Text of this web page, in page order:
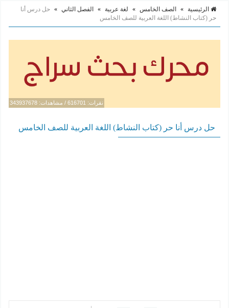
الرئيسية » الصف الخامس » لغة عربية » الفصل الثاني » حل درس أنا
حر (كتاب النشاط) اللغة العربية للصف الخامس
نقرات: 616701 / مشاهدات: 343937678
حل درس أنا حر (كتاب النشاط) اللغة العربية للصف الخامس